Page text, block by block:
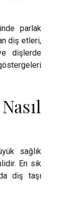
parlak
diş etleri,
dişlerde
sağlık
En sık
diş taşı